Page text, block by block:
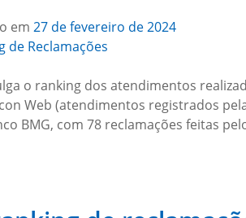
em 27 de fevereiro de 2024
de Reclamações
o ranking dos atendimentos
Web (atendimentos registrados
BMG, com 78 reclamações feitas